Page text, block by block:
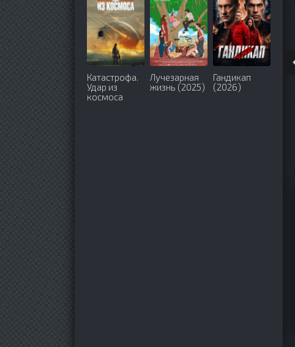
Катастрофа.
Удар из
космоса
Лучезарная
жизнь (2025)
Гандикап
(2026)